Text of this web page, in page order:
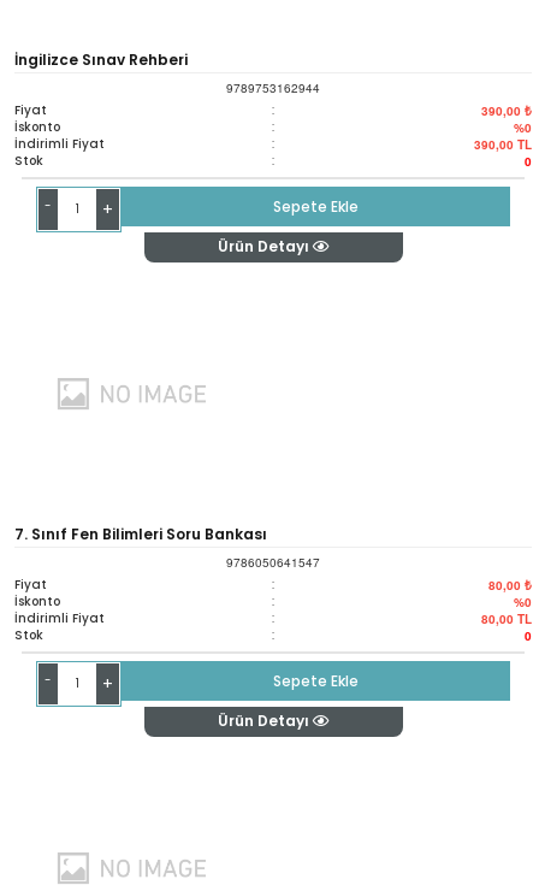
İngilizce Sınav Rehberi
9789753162944
Fiyat : 390,00 ₺
İskonto : %0
İndirimli Fiyat : 390,00 TL
Stok : 0
- +
Sepete Ekle
Ürün Detayı
7. Sınıf Fen Bilimleri Soru Bankası
9786050641547
Fiyat : 80,00 ₺
İskonto : %0
İndirimli Fiyat : 80,00 TL
Stok : 0
- +
Sepete Ekle
Ürün Detayı